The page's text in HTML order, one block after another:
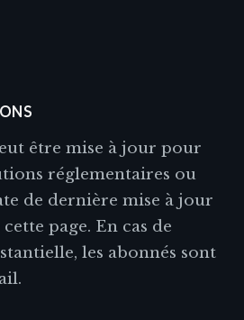
être mise à jour pour
réglementaires ou
de dernière mise à jour
page. En cas de
les abonnés sont